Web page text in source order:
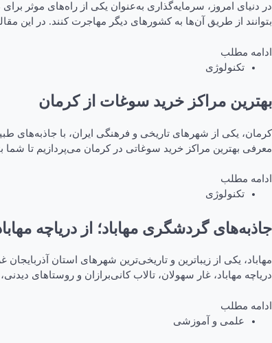
در دنیای امروز، سرمایه‌گذاری به‌عنوان یکی از راه‌های موثر
بتوانند از طریق آن‌ها به کشورهای دیگر مهاجرت کنند. در این
ادامه مطلب
تکنولوژی
بهترین مراکز خرید سوغات از کرمان
کرمان، یکی از شهرهای تاریخی و فرهنگی ایران، با
معرفی بهترین مراکز خرید سوغاتی در کرمان می‌پردازیم تا شما
ادامه مطلب
تکنولوژی
جاذبه‌های گردشگری مهاباد؛ از دریاچه
مهاباد، یکی از زیباترین و تاریخی‌ترین شهرهای استان
دریاچه مهاباد، غار سهولان، تالاب کانی‌برازان و روستاهای
ادامه مطلب
علمی و آموزشی